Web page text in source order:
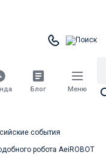
Блог Меню
события
робота AeiROBOT